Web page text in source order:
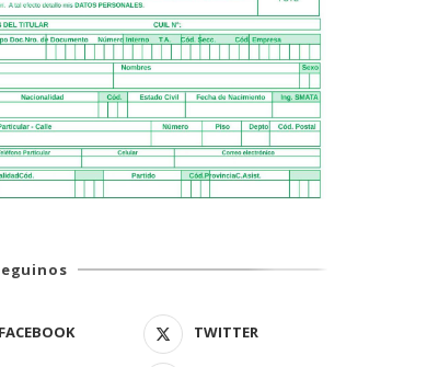
FACEBOOK TWITTER